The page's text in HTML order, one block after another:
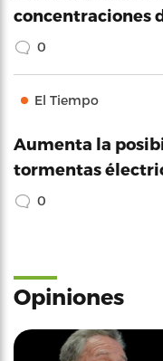
concentraciones
0
El Tiempo
Aumenta la
tormentas
0
Opiniones